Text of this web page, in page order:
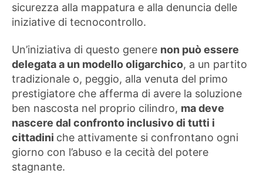
sicurezza alla mappatura e alla denuncia delle
iniziative di tecnocontrollo.
Un’iniziativa di questo genere non può essere
delegata a un modello oligarchico, a un partito
tradizionale o, peggio, alla venuta del primo
prestigiatore che afferma di avere la soluzione
ben nascosta nel proprio cilindro, ma deve
nascere dal confronto inclusivo di tutti i
cittadini che attivamente si confrontano ogni
giorno con l’abuso e la cecità del potere
stagnante.